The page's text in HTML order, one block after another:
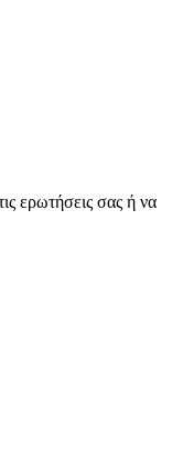
ερωτήσεις σας ή να